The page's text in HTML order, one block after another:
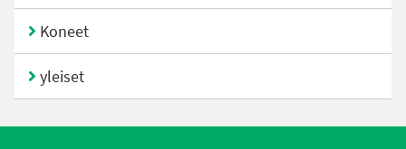
Koneet
yleiset